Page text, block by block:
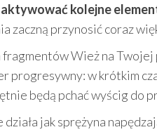
kolejne
zaczną przynosić coraz
fragmentów Wież na
progresywny: w krótkim
będą pchać wyścig do
jak sprężyna